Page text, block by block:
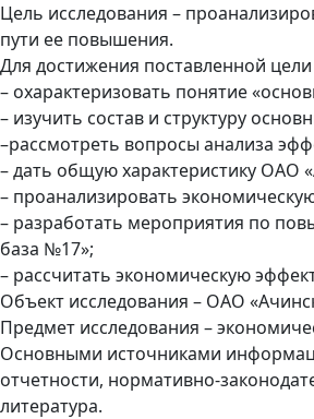
Цель исследования –
пути ее повышения.
Для достижения поставленной
– охарактеризовать понятие
– изучить состав и структуру
–рассмотреть вопросы анализа
– дать общую характеристику ОАО
– проанализировать
– разработать мероприятия по
база №17»;
– рассчитать экономическую
Объект исследования – ОАО
Предмет исследования –
Основными источниками
отчетности, нормативно-
литература.